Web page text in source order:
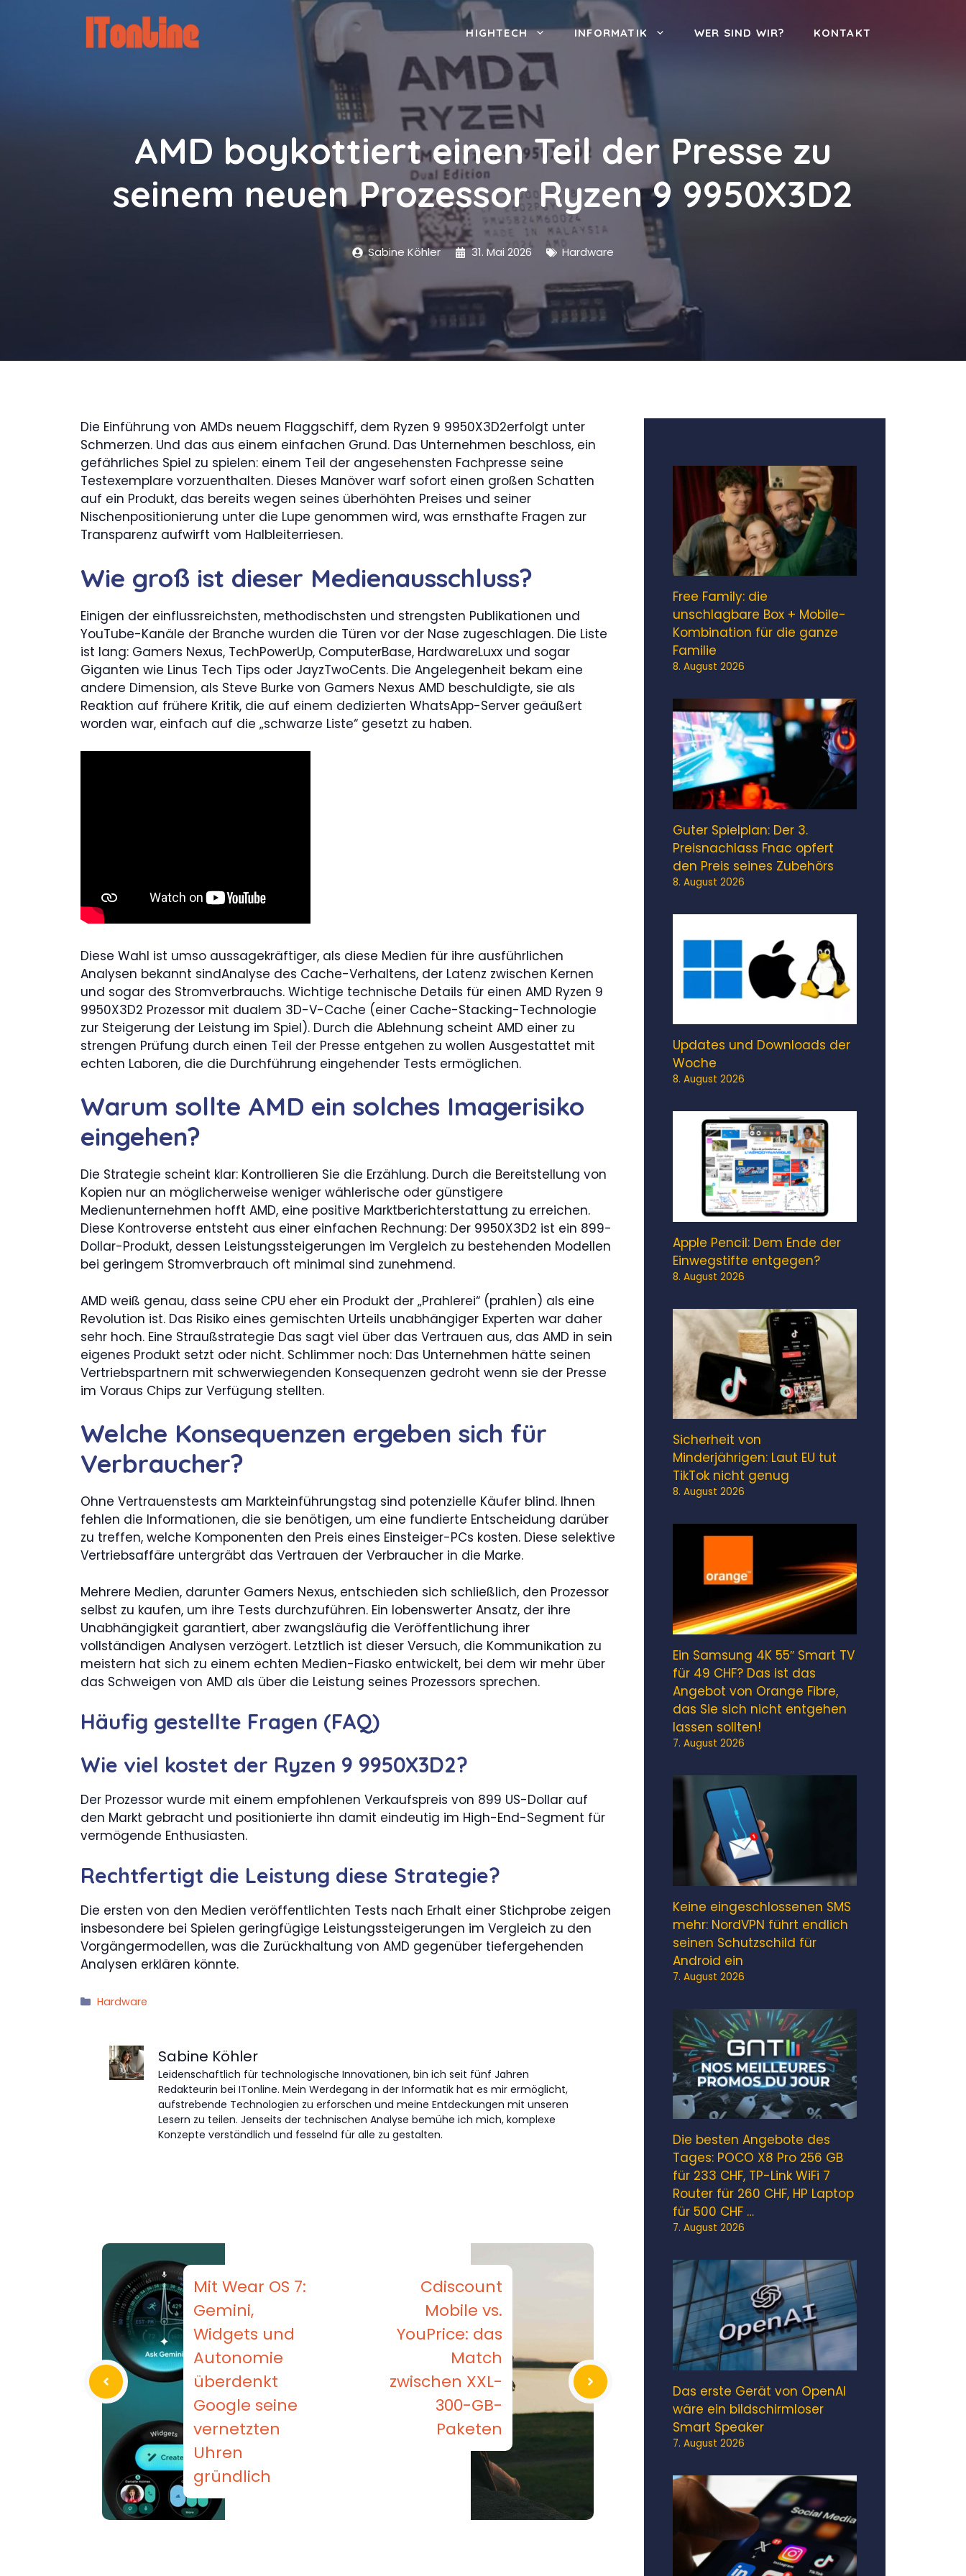
HIGHTECH INFORMATIK WER SIND WIR? KONTAKT
AMD boykottiert einen Teil der Presse zu
seinem neuen Prozessor Ryzen 9 9950X3D2
Sabine Köhler 31. Mai 2026 Hardware
Die Einführung von AMDs neuem Flaggschiff, dem Ryzen 9 9950X3D2erfolgt unter
Schmerzen. Und das aus einem einfachen Grund. Das Unternehmen beschloss, ein
gefährliches Spiel zu spielen: einem Teil der angesehensten Fachpresse seine
Testexemplare vorzuenthalten. Dieses Manöver warf sofort einen großen Schatten
auf ein Produkt, das bereits wegen seines überhöhten Preises und seiner
Nischenpositionierung unter die Lupe genommen wird, was ernsthafte Fragen zur
Transparenz aufwirft vom Halbleiterriesen.
Wie groß ist dieser Medienausschluss?
Einigen der einflussreichsten, methodischsten und strengsten Publikationen und
YouTube-Kanäle der Branche wurden die Türen vor der Nase zugeschlagen. Die Liste
ist lang: Gamers Nexus, TechPowerUp, ComputerBase, HardwareLuxx und sogar
Giganten wie Linus Tech Tips oder JayzTwoCents. Die Angelegenheit bekam eine
andere Dimension, als Steve Burke von Gamers Nexus AMD beschuldigte, sie als
Reaktion auf frühere Kritik, die auf einem dedizierten WhatsApp-Server geäußert
worden war, einfach auf die „schwarze Liste“ gesetzt zu haben.
Diese Wahl ist umso aussagekräftiger, als diese Medien für ihre ausführlichen
Analysen bekannt sindAnalyse des Cache-Verhaltens, der Latenz zwischen Kernen
und sogar des Stromverbrauchs. Wichtige technische Details für einen AMD Ryzen 9
9950X3D2 Prozessor mit dualem 3D-V-Cache (einer Cache-Stacking-Technologie
zur Steigerung der Leistung im Spiel). Durch die Ablehnung scheint AMD einer zu
strengen Prüfung durch einen Teil der Presse entgehen zu wollen Ausgestattet mit
echten Laboren, die die Durchführung eingehender Tests ermöglichen.
Warum sollte AMD ein solches Imagerisiko
eingehen?
Die Strategie scheint klar: Kontrollieren Sie die Erzählung. Durch die Bereitstellung von
Kopien nur an möglicherweise weniger wählerische oder günstigere
Medienunternehmen hofft AMD, eine positive Marktberichterstattung zu erreichen.
Diese Kontroverse entsteht aus einer einfachen Rechnung: Der 9950X3D2 ist ein 899-
Dollar-Produkt, dessen Leistungssteigerungen im Vergleich zu bestehenden Modellen
bei geringem Stromverbrauch oft minimal sind zunehmend.
AMD weiß genau, dass seine CPU eher ein Produkt der „Prahlerei“ (prahlen) als eine
Revolution ist. Das Risiko eines gemischten Urteils unabhängiger Experten war daher
sehr hoch. Eine Straußstrategie Das sagt viel über das Vertrauen aus, das AMD in sein
eigenes Produkt setzt oder nicht. Schlimmer noch: Das Unternehmen hätte seinen
Vertriebspartnern mit schwerwiegenden Konsequenzen gedroht wenn sie der Presse
im Voraus Chips zur Verfügung stellten.
Welche Konsequenzen ergeben sich für
Verbraucher?
Ohne Vertrauenstests am Markteinführungstag sind potenzielle Käufer blind. Ihnen
fehlen die Informationen, die sie benötigen, um eine fundierte Entscheidung darüber
zu treffen, welche Komponenten den Preis eines Einsteiger-PCs kosten. Diese selektive
Vertriebsaffäre untergräbt das Vertrauen der Verbraucher in die Marke.
Mehrere Medien, darunter Gamers Nexus, entschieden sich schließlich, den Prozessor
selbst zu kaufen, um ihre Tests durchzuführen. Ein lobenswerter Ansatz, der ihre
Unabhängigkeit garantiert, aber zwangsläufig die Veröffentlichung ihrer
vollständigen Analysen verzögert. Letztlich ist dieser Versuch, die Kommunikation zu
meistern hat sich zu einem echten Medien-Fiasko entwickelt, bei dem wir mehr über
das Schweigen von AMD als über die Leistung seines Prozessors sprechen.
Häufig gestellte Fragen (FAQ)
Wie viel kostet der Ryzen 9 9950X3D2?
Der Prozessor wurde mit einem empfohlenen Verkaufspreis von 899 US-Dollar auf
den Markt gebracht und positionierte ihn damit eindeutig im High-End-Segment für
vermögende Enthusiasten.
Rechtfertigt die Leistung diese Strategie?
Die ersten von den Medien veröffentlichten Tests nach Erhalt einer Stichprobe zeigen
insbesondere bei Spielen geringfügige Leistungssteigerungen im Vergleich zu den
Vorgängermodellen, was die Zurückhaltung von AMD gegenüber tiefergehenden
Analysen erklären könnte.
Kategorien
Hardware
Sabine Köhler
Leidenschaftlich für technologische Innovationen, bin ich seit fünf Jahren
Redakteurin bei ITonline. Mein Werdegang in der Informatik hat es mir ermöglicht,
aufstrebende Technologien zu erforschen und meine Entdeckungen mit unseren
Lesern zu teilen. Jenseits der technischen Analyse bemühe ich mich, komplexe
Konzepte verständlich und fesselnd für alle zu gestalten.
Mit Wear OS 7:
Gemini,
Widgets und
Autonomie
überdenkt
Google seine
vernetzten
Uhren
gründlich
Cdiscount
Mobile vs.
YouPrice: das
Match
zwischen XXL-
300-GB-
Paketen
Free Family: die
unschlagbare Box + Mobile-
Kombination für die ganze
Familie
8. August 2026
Guter Spielplan: Der 3.
Preisnachlass Fnac opfert
den Preis seines Zubehörs
8. August 2026
Updates und Downloads der
Woche
8. August 2026
Apple Pencil: Dem Ende der
Einwegstifte entgegen?
8. August 2026
Sicherheit von
Minderjährigen: Laut EU tut
TikTok nicht genug
8. August 2026
Ein Samsung 4K 55″ Smart TV
für 49 CHF? Das ist das
Angebot von Orange Fibre,
das Sie sich nicht entgehen
lassen sollten!
7. August 2026
Keine eingeschlossenen SMS
mehr: NordVPN führt endlich
seinen Schutzschild für
Android ein
7. August 2026
Die besten Angebote des
Tages: POCO X8 Pro 256 GB
für 233 CHF, TP-Link WiFi 7
Router für 260 CHF, HP Laptop
für 500 CHF …
7. August 2026
Das erste Gerät von OpenAI
wäre ein bildschirmloser
Smart Speaker
7. August 2026